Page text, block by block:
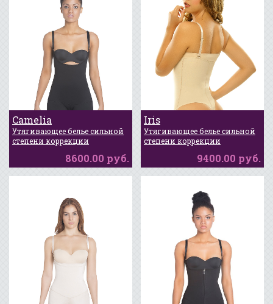
Camelia
Утягивающее белье сильной
степени коррекции
8600.00 руб.
Iris
Утягивающее белье сильной
степени коррекции
9400.00 руб.